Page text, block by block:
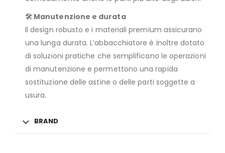
🛠️ Manutenzione e durata
Il design robusto e i materiali premium assicurano
una lunga durata. L’abbacchiatore è inoltre dotato
di soluzioni pratiche che semplificano le operazioni
di manutenzione e permettono una rapida
sostituzione delle astine o delle parti soggette a
usura.
BRAND